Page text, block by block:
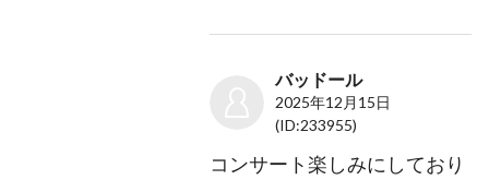
バッドール
2025年12月15日
(ID:233955)
コンサート楽しみにしており